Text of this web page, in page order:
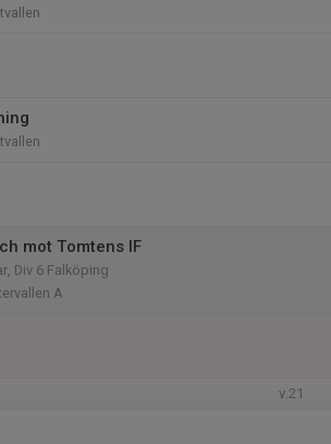
mot Tomtens IF
Div 6 Falköping
A
v.21